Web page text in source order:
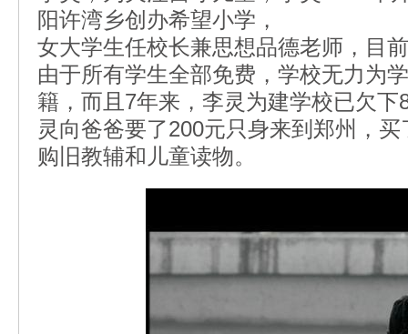
阳许湾乡创办希望小学，
女大学生任校长兼思想品德老师，目
由于所有学生全部免费，学校无力为
籍，而且7年来，李灵为建学校已欠
灵向爸爸要了200元只身来到郑州，
购旧教辅和儿童读物。